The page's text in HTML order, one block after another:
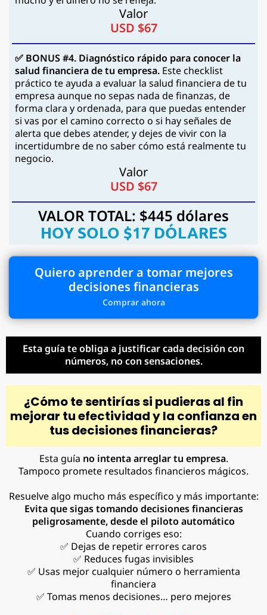
Valor
USD $67
✅ BONUS #4. Diagnóstico rápido para conocer la
salud financiera de tu empresa. Este checklist
práctico te ayuda a evaluar la salud financiera de tu
empresa aunque no sepas nada de finanzas, de
forma clara y ordenada, para que puedas entender
si vas por el camino correcto o si hay señales de
alerta que debes atender, y dejes de vivir con la
incertidumbre de no saber cómo está realmente tu
negocio.
Valor
USD $67
VALOR TOTAL: $445 dólares
HOY SOLO $17 DÓLARES
Quiero aprender a tomar mejores
decisiones financieras
Comprar ahora
Esta guía te obliga a justificar cada decisión con
números, no con sensaciones.
¿Cómo te sentirías si pudieras al fin
mejorar tu efectividad y la confianza en
tus decisiones financieras?
Esta guía no intenta arreglar tu empresa.
Tampoco promete resultados financieros mágicos.
Resuelve algo mucho más específico y más importante:
Evita que sigas tomando decisiones financieras
peligrosamente, desde el piloto automático
Cuando corriges eso:
✅ Dejas de repetir errores caros
✅ Reduces fugas invisibles
✅ Usas mejor cualquier número o herramienta
financiera
✅ Tomas menos decisiones… pero mejores